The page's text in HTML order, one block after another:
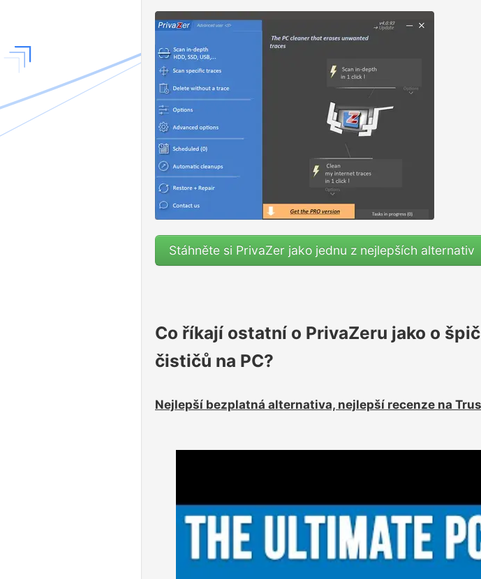
Stáhněte si PrivaZer jako jednu z nejlepších alternativ
Co říkají ostatní o PrivaZeru jako o
čističů na PC?
Nejlepší bezplatná alternativa, nejlepší recenze na